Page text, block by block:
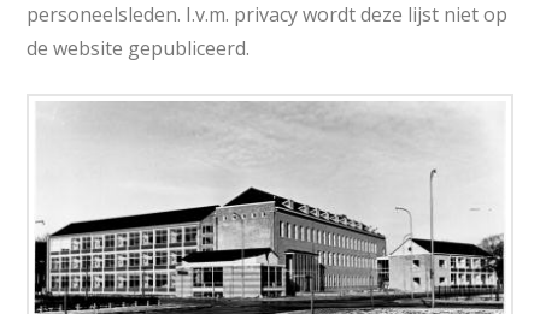
personeelsleden. I.v.m. privacy wordt deze lijst niet op
de website gepubliceerd.